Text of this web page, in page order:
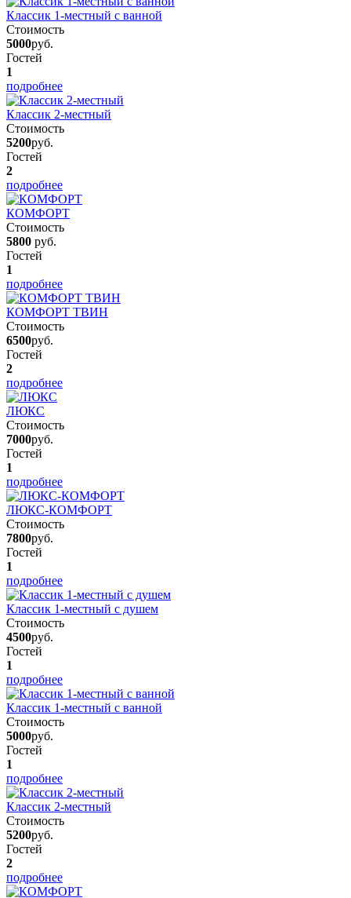
Классик 1-местный с ванной
Стоимость
5000руб.
Гостей
1
подробнее
Классик 2-местный
Стоимость
5200руб.
Гостей
2
подробнее
КОМФОРТ
Стоимость
5800 руб.
Гостей
1
подробнее
КОМФОРТ ТВИН
Стоимость
6500руб.
Гостей
2
подробнее
ЛЮКС
Стоимость
7000руб.
Гостей
1
подробнее
ЛЮКС-КОМФОРТ
Стоимость
7800руб.
Гостей
1
подробнее
Классик 1-местный с душем
Стоимость
4500руб.
Гостей
1
подробнее
Классик 1-местный с ванной
Стоимость
5000руб.
Гостей
1
подробнее
Классик 2-местный
Стоимость
5200руб.
Гостей
2
подробнее